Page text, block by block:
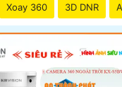
Xoay 360 3D DNR